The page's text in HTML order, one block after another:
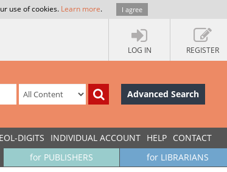
use of cookies. Learn more. I agree
LOG IN REGISTER
Advanced Search
DIGITS INDIVIDUAL ACCOUNT HELP CONTACT
for LIBRARIANS
for PUBLISHERS